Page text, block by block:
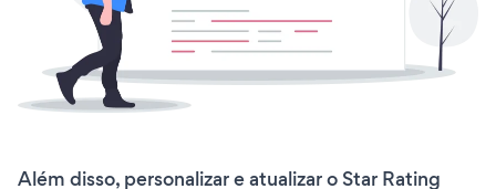
Além disso, personalizar e atualizar o Star Rating